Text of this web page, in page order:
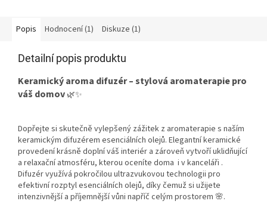
Popis Hodnocení (1) Diskuze (1)
Detailní popis produktu
Keramický aroma difuzér – stylová aromaterapie pro
váš domov 🌿✨
Dopřejte si skutečně vylepšený zážitek z aromaterapie s naším
keramickým difuzérem esenciálních olejů. Elegantní keramické
provedení krásně doplní váš interiér a zároveň vytvoří uklidňující
a relaxační atmosféru, kterou oceníte doma i v kanceláři .
Difuzér využívá pokročilou ultrazvukovou technologii pro
efektivní rozptyl esenciálních olejů, díky čemuž si užijete
intenzivnější a příjemnější vůni napříč celým prostorem 🌸.